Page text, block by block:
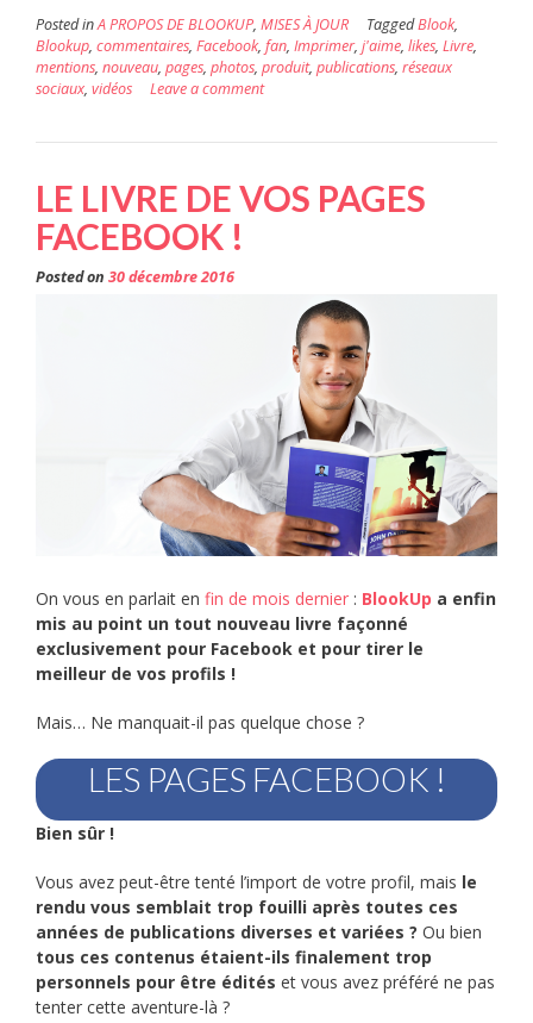
Posted inA PROPOS DE BLOOKUP, MISES À JOUR TaggedBlook,
Blookup, commentaires, Facebook, fan, Imprimer, j'aime, likes, Livre,
mentions, nouveau, pages, photos, produit, publications, réseaux
sociaux, vidéos Leave a comment
LE LIVRE DE VOS PAGES
FACEBOOK !
Posted on 30 décembre 2016
On vous en parlait en fin de mois dernier : BlookUp a enfin
mis au point un tout nouveau livre façonné
exclusivement pour Facebook et pour tirer le
meilleur de vos profils !
Mais… Ne manquait-il pas quelque chose ?
LES PAGES FACEBOOK !
Bien sûr !
Vous avez peut-être tenté l’import de votre profil, mais le
rendu vous semblait trop fouilli après toutes ces
années de publications diverses et variées ? Ou bien
tous ces contenus étaient-ils finalement trop
personnels pour être édités et vous avez préféré ne pas
tenter cette aventure-là ?